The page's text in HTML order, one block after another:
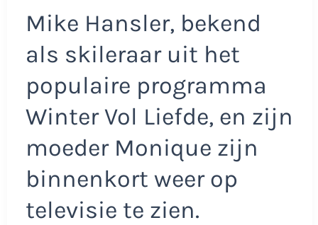
Mike Hansler, bekend
als skileraar uit het
populaire programma
Winter Vol Liefde, en zijn
moeder Monique zijn
binnenkort weer op
televisie te zien.